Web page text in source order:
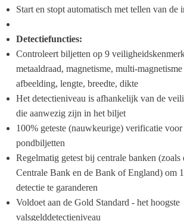
Start en stopt automatisch met tellen van de
Detectiefuncties:
Controleert biljetten op 9
metaaldraad, magnetisme, multi-
afbeelding, lengte, breedte, dikte
Het detectieniveau is afhankelijk van de
die aanwezig zijn in het biljet
100% geteste (nauwkeurige) verificatie
pondbiljetten
Regelmatig getest bij centrale banken (zoals
Centrale Bank en de Bank of England) om
detectie te garanderen
Voldoet aan de Gold Standard - het hoogste
valsgelddetectieniveau